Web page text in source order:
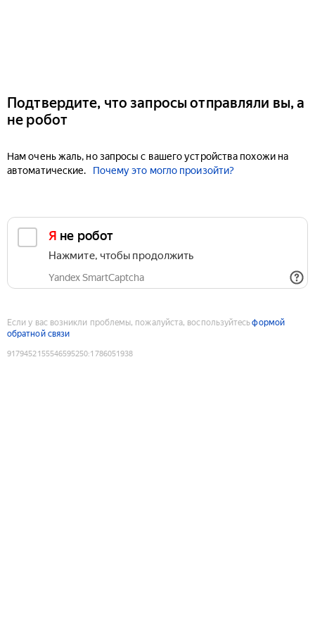
Подтвердите, что запросы отправляли вы, а
не робот
Нам очень жаль, но запросы с вашего устройства похожи на
автоматические.
Почему это могло произойти?
Я не робот
Нажмите, чтобы продолжить
Yandex SmartCaptcha
Если у вас возникли проблемы, пожалуйста, воспользуйтесьформой
обратной связи
9179452155546595250:1786051938